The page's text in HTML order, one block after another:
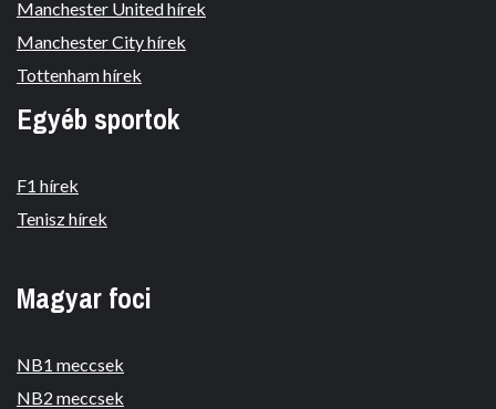
Manchester United hírek
Manchester City hírek
Tottenham hírek
Egyéb sportok
F1 hírek
Tenisz hírek
Magyar foci
NB1 meccsek
NB2 meccsek